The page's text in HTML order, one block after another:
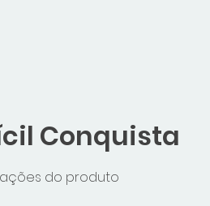
Conquista
do produto